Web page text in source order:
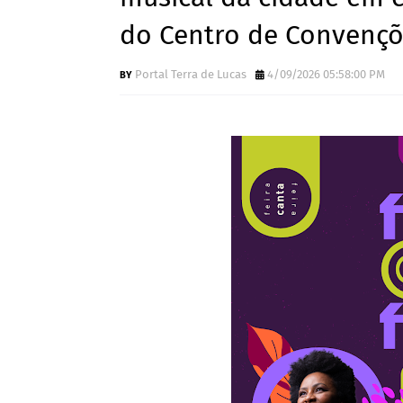
do Centro de
Portal Terra de Lucas 4/09/2026 05:58:00 PM